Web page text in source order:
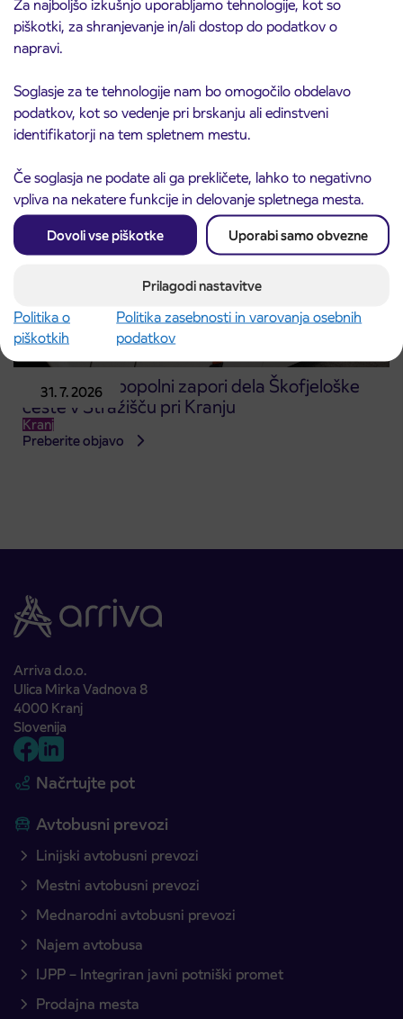
Za najboljšo izkušnjo uporabljamo tehnologije, kot so
piškotki, za shranjevanje in/ali dostop do podatkov o
napravi.
Soglasje za te tehnologije nam bo omogočilo obdelavo
podatkov, kot so vedenje pri brskanju ali edinstveni
identifikatorji na tem spletnem mestu.
Če soglasja ne podate ali ga prekličete, lahko to negativno
vpliva na nekatere funkcije in delovanje spletnega mesta.
Dovoli vse piškotke Uporabi samo obvezne
Prilagodi nastavitve
Politika o
piškotkih
Politika zasebnosti in varovanja osebnih
podatkov
Obvestilo o popolni zapori ceste
Kranj
Preberite objavo
31. 7. 2026
Obvestilo o popolni zapori dela Škofjeloške
ceste v Stražišču pri Kranju
Kranj
Preberite objavo
Arriva d.o.o.
Ulica Mirka Vadnova 8
4000 Kranj
Slovenija
Načrtujte pot
Avtobusni prevozi
Linijski avtobusni prevozi
Mestni avtobusni prevozi
Mednarodni avtobusni prevozi
Najem avtobusa
IJPP – Integriran javni potniški promet
Prodajna mesta